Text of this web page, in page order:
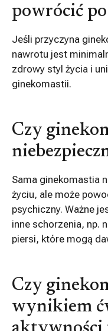
powrócić
Jeśli przyczyna
nawrotu jest
zdrowy styl życia i
ginekomastii.
Czy
Sama ginekomastia
życiu, ale może
psychiczny. Ważne
inne schorzenia, np.
piersi, które mogą
Czy
wynikiem